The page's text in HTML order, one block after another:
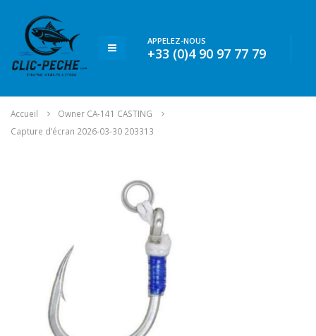
APPELEZ-NOUS
+33 (0)4 90 97 77 79
Accueil
Owner CA-141 CASTING
Capture d’écran 2026-03-30 203313